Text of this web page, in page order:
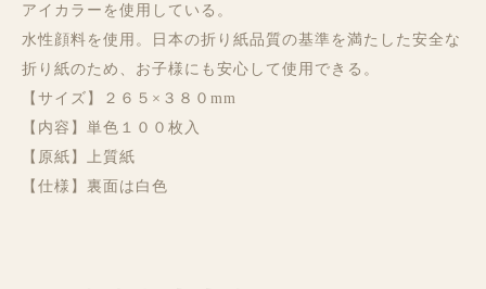
アイカラーを使用している。
水性顔料を使用。日本の折り紙品質の基準を満たした安全な
折り紙のため、お子様にも安心して使用できる。
【サイズ】２６５×３８０mm
【内容】単色１００枚入
【原紙】上質紙
【仕様】裏面は白色